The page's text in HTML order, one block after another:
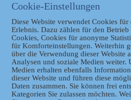
Taschenbuch
GVBl | Einbanddecke
Datenschutz
Cookie-Einstellungen
Diese Website verwendet Cookies
Erlebnis. Dazu zählen für den
Cookies, Cookies für anonyme
für Komforteinstellungen. Weiterhin
über die Verwendung dieser Website
Analysen und soziale Medien weiter.
Medien erhalten ebenfalls
dieser Website und führen diese
Daten zusammen. Sie können frei
Kategorien Sie zulassen möchten.